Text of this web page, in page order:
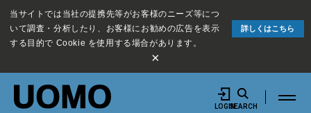
当サイトでは当社の提携先等がお客様のニーズ等につ
いて調査・分析したり、お客様にお勧めの広告を表示
する目的で Cookie を使用する場合があります。
詳しくはこちら
×
LOGINSEARCH